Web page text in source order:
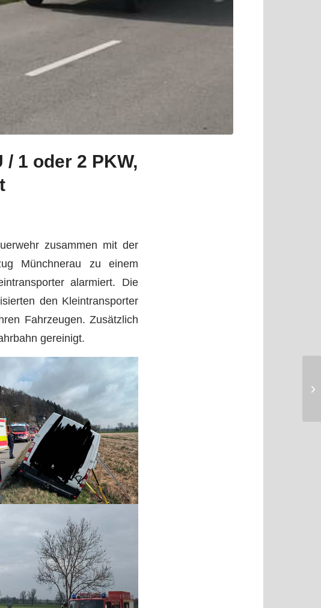
/ 1 oder 2 PKW,
zusammen mit der
Münchnerau zu einem
alarmiert. Die
den Kleintransporter
Fahrzeugen. Zusätzlich
gereinigt.